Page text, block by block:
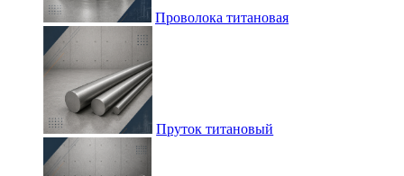
Проволока титановая
Пруток титановый